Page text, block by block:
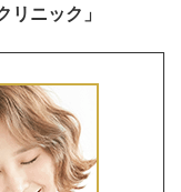
リニック」